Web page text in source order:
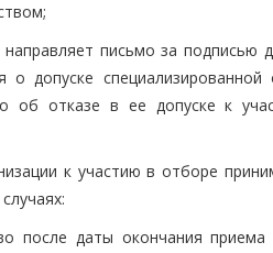
письмо за подписью
допуске
об отказе в ее допуске к
к участию в отборе
после даты окончания